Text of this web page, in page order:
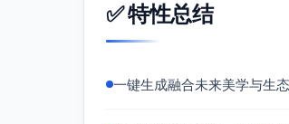
✅ 特性总结
一键生成融合未来美学与生